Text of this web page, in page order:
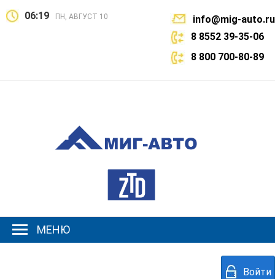
06:19 ПН, АВГУСТ 10
info@mig-auto.ru
8 8552 39-35-06
8 800 700-80-89
МЕНЮ
Войти